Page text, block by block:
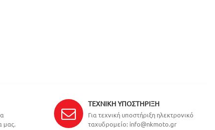
μας.
ΤΕΧΝΙΚΉ ΥΠΟΣΤΉΡΙΞΗ
Για τεχνική υποστήριξη ηλεκτρονικό
ταχυδρομείο: info@nkmoto.gr